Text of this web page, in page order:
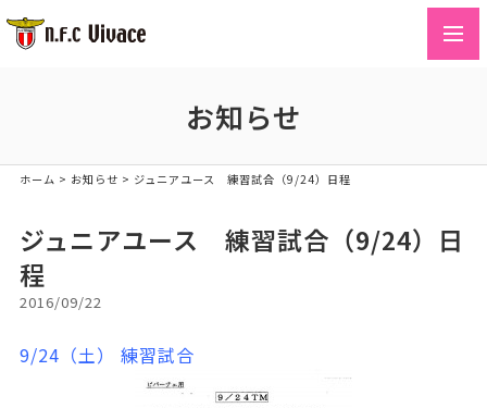
お知らせ
ホーム > お知らせ > ジュニアユース 練習試合（9/24）日程
ジュニアユース 練習試合（9/24）日
程
2016/09/22
9/24（土） 練習試合